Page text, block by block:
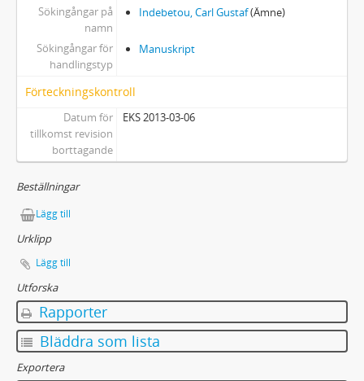
Sökingångar på
namn
Indebetou, Carl Gustaf(Ämne)
Sökingångar för
handlingstyp
Manuskript
Förteckningskontroll
Datum för
tillkomst revision
borttagande
EKS 2013-03-06
Beställningar
Lägg till
Urklipp
Lägg till
Utforska
Rapporter
Bläddra som lista
Exportera